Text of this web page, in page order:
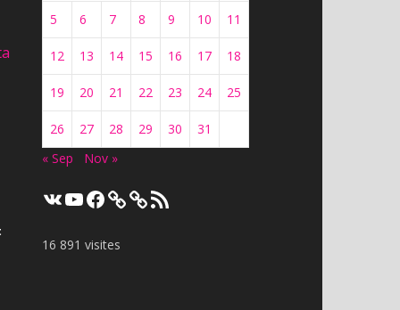
5 6 7 8 9 10 11
12 13 14 15 16 17 18
19 20 21 22 23 24 25
26 27 28 29 30
31
« Sep
Nov »
VK YouTube
Facebook Flux
RSS
16 891 visites